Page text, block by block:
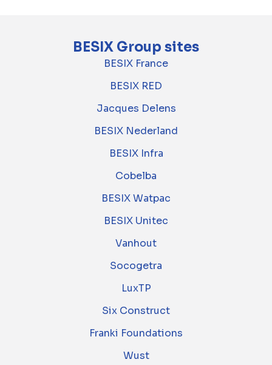
BESIX Group sites
BESIX France
BESIX RED
Jacques Delens
BESIX Nederland
BESIX Infra
Cobelba
BESIX Watpac
BESIX Unitec
Vanhout
Socogetra
LuxTP
Six Construct
Franki Foundations
Wust